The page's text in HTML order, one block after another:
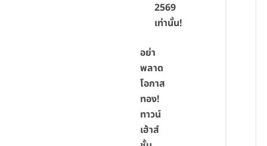
2569
เท่านั้น!
อย่า
พลาด
โอกาส
ทอง!
ทาวน์
เฮ้าส์